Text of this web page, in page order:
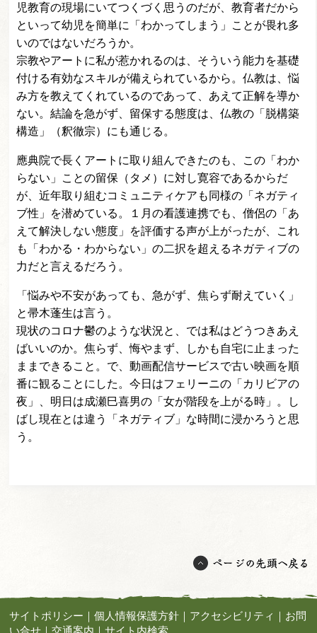
児教育の現場にいてつくづく思うのだが、教育者だから
といって幼児を簡単に「わかってしまう」ことが畏れ多
いのではないだろうか。
宗教やアートに私が惹かれるのは、そういう能力を基礎
付ける有効なスキルが備えられているから。仏教は、悩
み方を教えてくれているのであって、あえて正解を導か
ない。結論を急がず、留保する態度は、仏教の「脱構築
構造」（釈徹宗）にも通じる。
應典院で長くアートに取り組んできたのも、この「わか
らない」ことの留保（タメ）に対し寛容であるからだ
が、近年取り組むコミュニティケアも同様の「ネガティ
ブ性」を潜めている。１月の看護連携でも、僧侶の「あ
えて解決しない態度」を評価する声が上がったが、これ
も「わかる・わからない」の二択を超えるネガティブの
力だと言えるだろう。
「悩みや不安があっても、急がず、焦らず耐えていく」
と帚木蓬生は言う。
現状のコロナ鬱のような状況と、では私はどうつきあえ
ばいいのか。焦らず、悔やまず、しかも自宅に止まった
ままできること。で、動画配信サービスで古い映画を順
番に観ることにした。今日はフェリーニの「カリビアの
夜」、明日は成瀬巳喜男の「女が階段を上がる時」。し
ばし現在とは違う「ネガティブ」な時間に浸かろうと思
う。
サイトポリシー ｜個人情報保護方針 ｜ アクセシビリティ ｜ お問
い合せ ｜交通案内 ｜サイト内検索